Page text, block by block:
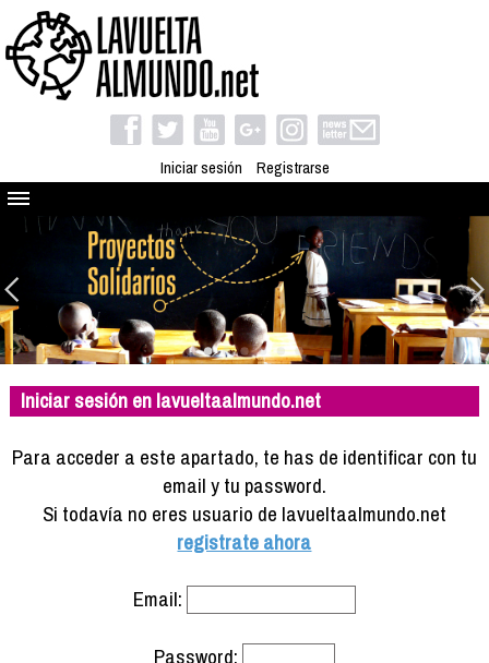
Iniciar sesión Registrarse
Quienes somos
El proyecto
Blog
Viaja con nosotros
Camino solidario
Libros
Compañeros de viaje
Info viajeros
Iniciar sesión en lavueltaalmundo.net
Para acceder a este apartado, te has de identificar con tu
email y tu password.
Si todavía no eres usuario de lavueltaalmundo.net
registrate ahora
Email:
Password: